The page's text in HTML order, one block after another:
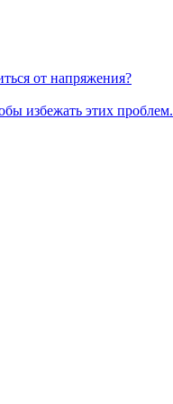
от напряжения?
избежать этих проблем.